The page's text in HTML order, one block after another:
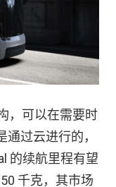
，可以在需要时
过云进行的，
的续航里程有望
千克，其市场